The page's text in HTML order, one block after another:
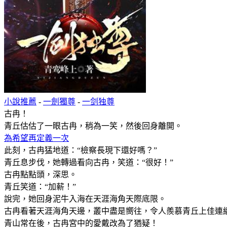
小說推薦 - 一劍獨尊 - 一剑独尊
古冉！
青丘估估了一眼古冉，稍為一笑，然後回身離開。
為希望再定義一次
此刻，古冉猛地道：“檢察長現下還好嗎？”
青丘息步伐，她轉過看向古冉，笑道：“很好！”
古冉點點頭，深思。
青丘笑道：“加薪！”
說完，她回身泥牛入海在天涯海角天際底限。
古冉看著天涯海角天邊，叢中盡是嚮往，令人羨慕青丘上佳連
青山常在後，古冉宮中的愛戴改為了猶疑！